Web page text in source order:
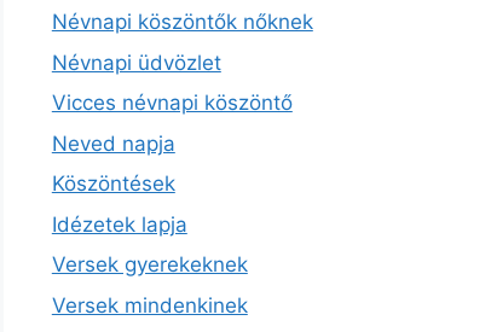
Névnapi köszöntők nőknek
Névnapi üdvözlet
Vicces névnapi köszöntő
Neved napja
Köszöntések
Idézetek lapja
Versek gyerekeknek
Versek mindenkinek